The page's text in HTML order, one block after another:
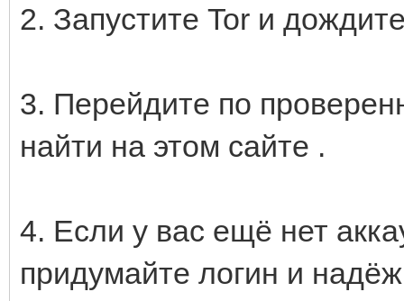
2. Запустите Tor и
3. Перейдите по
найти на этом сайте .
4. Если у вас ещё нет
придумайте логин и